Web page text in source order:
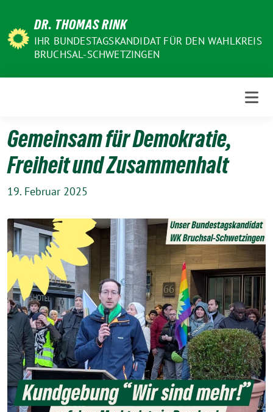
Inhalt
DR. THOMAS RINK
IHR BUNDESTAGSKANDIDAT FÜR DEN WAHLKREIS
BRUCHSAL-SCHWETZINGEN
Gemeinsam für Demokratie,
Freiheit und Zusammenhalt
19. Februar 2025